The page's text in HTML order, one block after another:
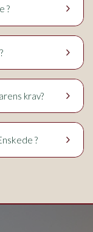
keyboard_arrow_right
?
keyboard_arrow_right
keyboard_arrow_right
krav?
keyboard_arrow_right
?